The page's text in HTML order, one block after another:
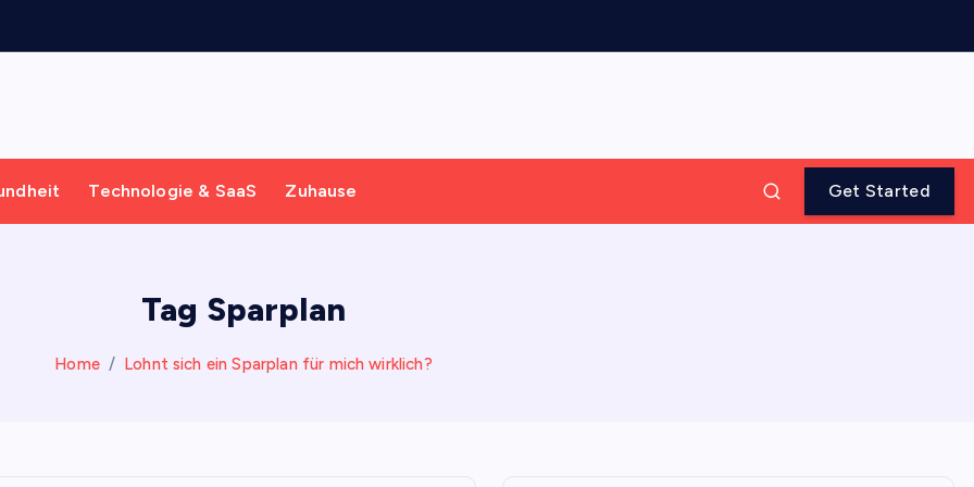
Technologie & SaaS Zuhause Get Started
Tag Sparplan
Home Lohnt sich ein Sparplan für mich wirklich?